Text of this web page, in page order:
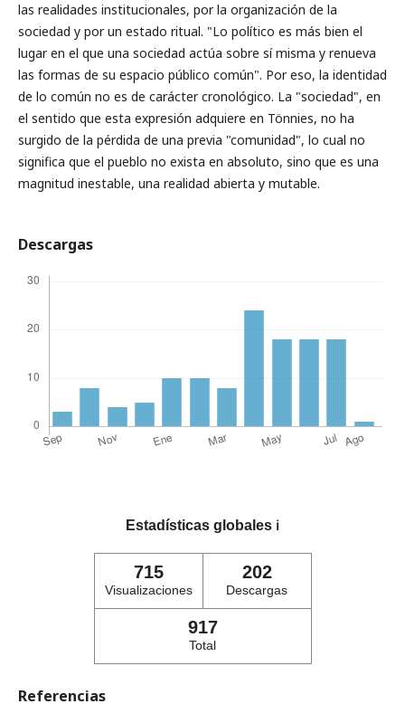
las realidades institucionales, por la organización de la
sociedad y por un estado ritual. "Lo político es más bien el
lugar en el que una sociedad actúa sobre sí misma y renueva
las formas de su espacio público común". Por eso, la identidad
de lo común no es de carácter cronológico. La "sociedad", en
el sentido que esta expresión adquiere en Tönnies, no ha
surgido de la pérdida de una previa "comunidad", lo cual no
significa que el pueblo no exista en absoluto, sino que es una
magnitud inestable, una realidad abierta y mutable.
Descargas
Estadísticas globales ℹ️
715
Visualizaciones
202
Descargas
917
Total
Referencias